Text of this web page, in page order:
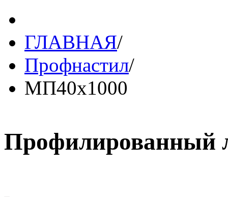
ГЛАВНАЯ/
Профнастил/
МП40х1000
Профилированный